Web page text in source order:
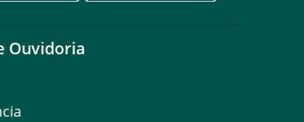
Ouvidoria